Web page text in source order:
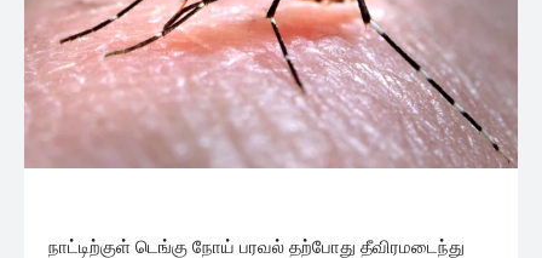
நாட்டிற்குள் டெங்கு நோய் பரவல் தற்போது தீவிரமடைந்து